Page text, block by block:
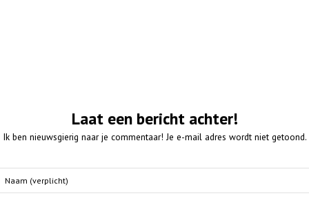
Laat een bericht achter!
Ik ben nieuwsgierig naar je commentaar! Je e-mail adres wordt niet getoond.